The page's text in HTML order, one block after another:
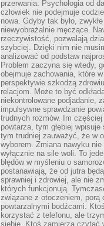
przerwania. Psychologia od
człowiek nie podejmuje
nowa. Gdyby tak było,
niewyobrażalnie męczące.
rzeczywistość, pozwalają
szybciej. Dzięki nim nie
analizować od podstaw
Problem zaczyna się wtedy,
obejmuje zachowania, które w
perspektywie szkodzą
relacjom. Może to być
niekontrolowane podjadanie,
impulsywne sprawdzanie
trudnych rozmów. Im
powtarza, tym głębiej
tym trudniej zauważyć, że w
wyborem. Zmiana nawyku nie
wyłącznie na sile woli. To
błędów w myśleniu o
postanawiają, że od jutra
sprawniej i zdrowiej, ale nie
których funkcjonują.
związane z otoczeniem, porą
powtarzalnymi bodźcami.
korzystać z telefonu, ale
siebie. Ktoś zamierza czytać